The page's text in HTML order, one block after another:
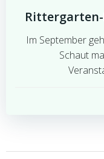
Im September
Schaut